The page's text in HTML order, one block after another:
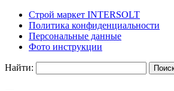
Строй маркет INTERSOLT
Политика конфиденциальности
Персональные данные
Фото инструкции
Найти: